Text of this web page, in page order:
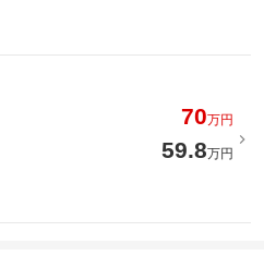
70万円
59.8万円